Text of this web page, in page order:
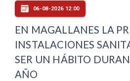
06-08-2026 12:00
EN MAGALLANES LA
INSTALACIONES
SER UN HÁBITO
AÑO